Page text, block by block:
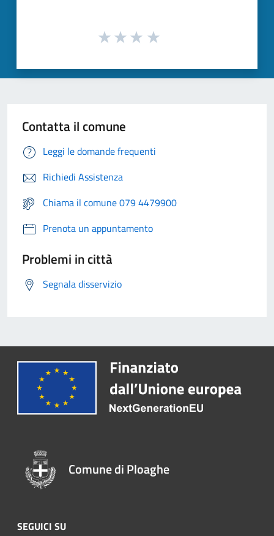
Contatta il comune
Leggi le domande frequenti
Richiedi Assistenza
Chiama il comune 079 4479900
Prenota un appuntamento
Problemi in città
Segnala disservizio
Comune di Ploaghe
SEGUICI SU